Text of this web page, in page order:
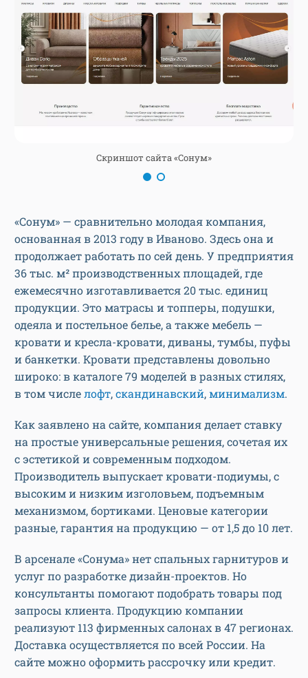
Скриншот сайта «Сонум»
«Сонум» — сравнительно молодая компания,
основанная в 2013 году в Иваново. Здесь она и
продолжает работать по сей день. У предприятия
36 тыс. м² производственных площадей, где
ежемесячно изготавливается 20 тыс. единиц
продукции. Это матрасы и топперы, подушки,
одеяла и постельное белье, а также мебель —
кровати и кресла-кровати, диваны, тумбы, пуфы
и банкетки. Кровати представлены довольно
широко: в каталоге 79 моделей в разных стилях,
в том числелофт,скандинавский,минимализм.
Как заявлено на сайте, компания делает ставку
на простые универсальные решения, сочетая их
с эстетикой и современным подходом.
Производитель выпускает кровати-подиумы, с
высоким и низким изголовьем, подъемным
механизмом, бортиками. Ценовые категории
разные, гарантия на продукцию — от 1,5 до 10 лет.
В арсенале «Сонума» нет спальных гарнитуров и
услуг по разработке дизайн-проектов. Но
консультанты помогают подобрать товары под
запросы клиента. Продукцию компании
реализуют 113 фирменных салонах в 47 регионах.
Доставка осуществляется по всей России. На
сайте можно оформить рассрочку или кредит.